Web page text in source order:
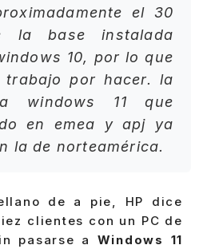
el 30
la base instalada
10, por lo que
trabajo por hacer. la
windows 11 que
en emea y apj ya
la de norteamérica.
de a pie, HP dice
clientes con un PC de
pasarse a Windows 11